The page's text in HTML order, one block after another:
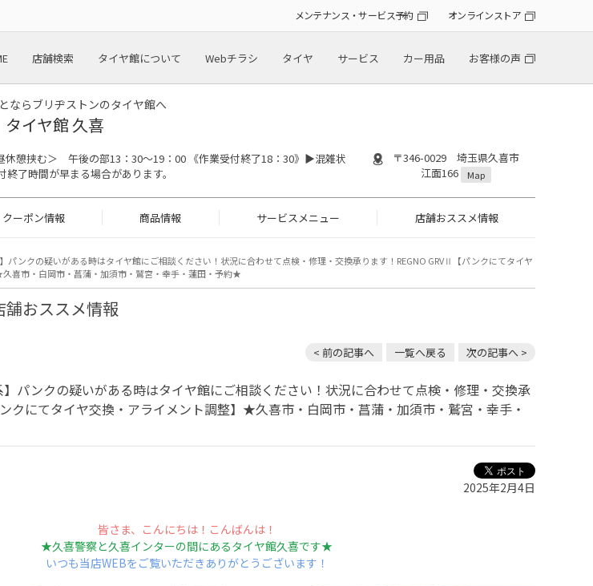
メンテナンス・サービス予約 オンラインストア
店舗検索 タイヤ館について Webチラシ タイヤ サービス カー用品 お客様の声
ならブリヂストンのタイヤ館へ
タイヤ館 久喜
憩挟む＞ 午後の部13：30～19：00 《作業受付終了18：30》▶︎混雑状
了時間が早まる場合があります。
〒346-0029 埼玉県久喜市
江面166
Map
ーポン情報 商品情報 サービスメニュー 店舗おススメ情報
】パンクの疑いがある時はタイヤ館にご相談ください！状況に合わせて点検・修理・交換承ります！REGNO GRVⅡ【パンクにてタイヤ
喜市・白岡市・菖蒲・加須市・鷲宮・幸手・蓮田・予約★
舗おススメ情報
< 前の記事へ 一覧へ戻る 次の記事へ >
】パンクの疑いがある時はタイヤ館にご相談ください！状況に合わせて点検・修理・交換承
クにてタイヤ交換・アライメント調整】★久喜市・白岡市・菖蒲・加須市・鷲宮・幸手・
2025年2月4日
皆さま、こんにちは！こんばんは！
★久喜警察と久喜インターの間にあるタイヤ館久喜です★
いつも当店WEBをご覧いただきありがとうございます！